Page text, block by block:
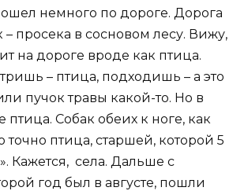
немного по дороге. Дорога
– просека в сосновом лесу. Вижу,
на дороге вроде как птица.
– птица, подходишь – а это
пучок травы какой-то. Но в
птица. Собак обеих к ноге, как
точно птица, старшей, которой 5
Кажется, села. Дальше с
год был в августе, пошли